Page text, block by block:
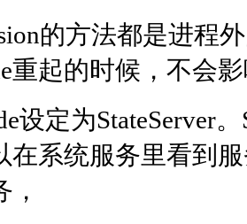
的方法都是进程
重起的时候，不会
设定为StateServer
系统服务里看到服
，